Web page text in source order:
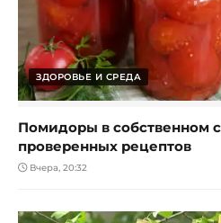
ЗДОРОВЬЕ И СРЕДА
Помидоры в собственном
проверенных рецептов
Вчера, 20:32